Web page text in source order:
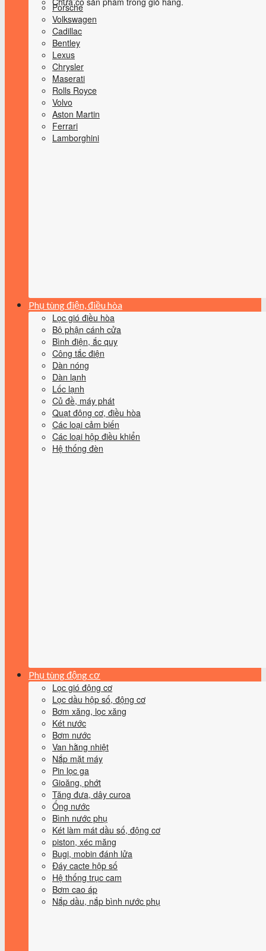
Porsche
Volkswagen
Cadillac
Bentley
Lexus
Chrysler
Maserati
Rolls Royce
Volvo
Aston Martin
Ferrari
Lamborghini
Phụ tùng điện, điều hòa
Lọc gió điều hòa
Bộ phận cánh cửa
Bình điện, ắc quy
Công tắc điện
Dàn nóng
Dàn lạnh
Lốc lạnh
Củ đề, máy phát
Quạt động cơ, điều hòa
Các loại cảm biến
Các loại hộp điều khiển
Hệ thống đèn
Phụ tùng động cơ
Lọc gió động cơ
Lọc dầu hộp số, động cơ
Bơm xăng, lọc xăng
Két nước
Bơm nước
Van hằng nhiệt
Nắp mặt máy
Pin lọc ga
Gioăng, phớt
Tăng đưa, dây curoa
Ống nước
Bình nước phụ
Két làm mát dầu số, động cơ
piston, xéc măng
Bugi, mobin đánh lửa
Đáy cacte hộp số
Hệ thống trục cam
Bơm cao áp
Nắp dầu, nắp bình nước phụ